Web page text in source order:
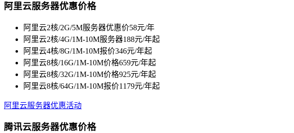
阿里云服务器优惠价格
阿里云2核/2G/5M服务器优惠价58元/年
阿里云2核/4G/1M-10M服务器188元/年起
阿里云4核/8G/1M-10M报价346元/年起
阿里云8核/16G/1M-10M价格659元/年起
阿里云8核/32G/1M-10M价格925元/年起
阿里云8核/64G/1M-10M报价1179元/年起
阿里云服务器优惠活动
腾讯云服务器优惠价格